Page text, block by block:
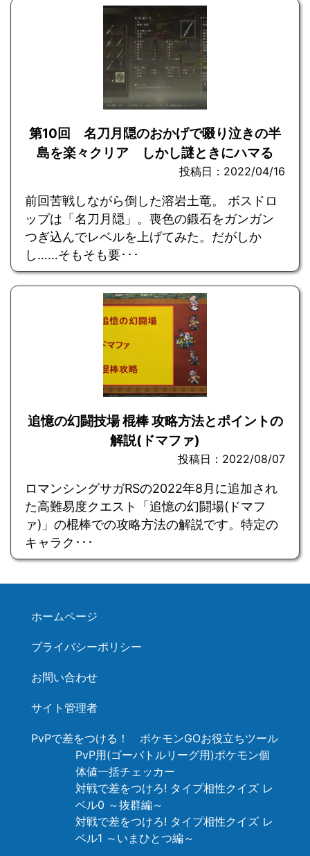
第10回 名刀月隠のおかげで啜り泣きの半
島を楽々クリア しかし謎ときにハマる
投稿日：2022/04/16
前回苦戦しながら倒した溶岩土竜。 ボスドロ
ップは「名刀月隠」。喪色の鍛石をガンガン
つぎ込んでレベルを上げてみた。だがしか
し……そもそも要･･･
追憶の幻闘技場 棍棒 攻略方法とポイントの
解説(ドマファ)
投稿日：2022/08/07
ロマンシングサガRSの2022年8月に追加され
た高難易度クエスト「追憶の幻闘場(ドマフ
ァ)」の棍棒での攻略方法の解説です。特定の
キャラク･･･
ホームページ
プライバシーポリシー
お問い合わせ
サイト管理者
PvPで差をつける！ ポケモンGOお役立ちツール
PvP用(ゴーバトルリーグ用)ポケモン個
体値一括チェッカー
対戦で差をつけろ! タイプ相性クイズ レ
ベル0 ～抜群編～
対戦で差をつけろ! タイプ相性クイズ レ
ベル1 ～いまひとつ編～